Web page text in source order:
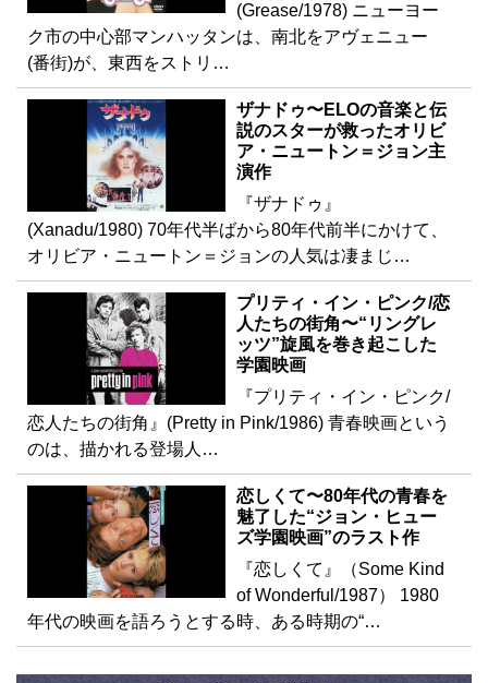
(Grease/1978) ニューヨー
ク市の中心部マンハッタンは、南北をアヴェニュー
(番街)が、東西をストリ…
ザナドゥ〜ELOの音楽と伝
説のスターが救ったオリビ
ア・ニュートン＝ジョン主
演作
『ザナドゥ』
(Xanadu/1980) 70年代半ばから80年代前半にかけて、
オリビア・ニュートン＝ジョンの人気は凄まじ…
プリティ・イン・ピンク/恋
人たちの街角〜“リングレ
ッツ”旋風を巻き起こした
学園映画
『プリティ・イン・ピンク/
恋人たちの街角』(Pretty in Pink/1986) 青春映画という
のは、描かれる登場人…
恋しくて〜80年代の青春を
魅了した“ジョン・ヒュー
ズ学園映画”のラスト作
『恋しくて』（Some Kind
of Wonderful/1987） 1980
年代の映画を語ろうとする時、ある時期の“…